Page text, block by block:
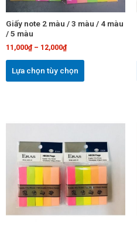
Giấy note 2 màu / 3 màu / 4 màu
/ 5 màu
11,000₫– 12,000₫
Lựa chọn tùy chọn
chọn
có
trên